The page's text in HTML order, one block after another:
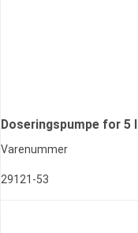
Doseringspumpe for 5
Varenummer
29121-53